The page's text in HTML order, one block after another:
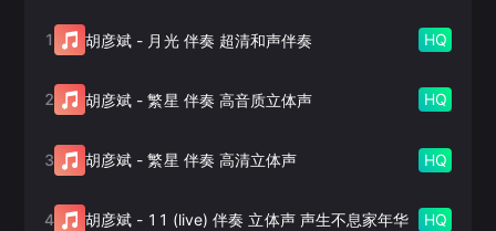
1 胡彦斌 - 月光 伴奏 超清和声伴奏 HQ
2 胡彦斌 -繁星 伴奏 高音质立体声 HQ
3 胡彦斌 -繁星 伴奏 高清立体声 HQ
4 胡彦斌 - 11 (live) 伴奏 立体声 声生不息家年华 HQ